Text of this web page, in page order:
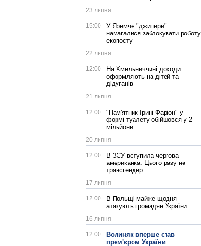
23 липня
15:00
У Яремче "джипери"
намагалися заблокувати роботу
екопосту
22 липня
12:00
На Хмельниччині доходи
оформляють на дітей та
дідуганів
21 липня
12:00
"Пам'ятник Ірині Фаріон" у
формі туалету обійшовся у 2
мільйони
20 липня
12:00
В ЗСУ вступила чергова
американка. Цього разу не
трансгендер
17 липня
12:00
В Польщі майже щодня
атакують громадян України
16 липня
12:00
Волиняк вперше став
прем'єром України